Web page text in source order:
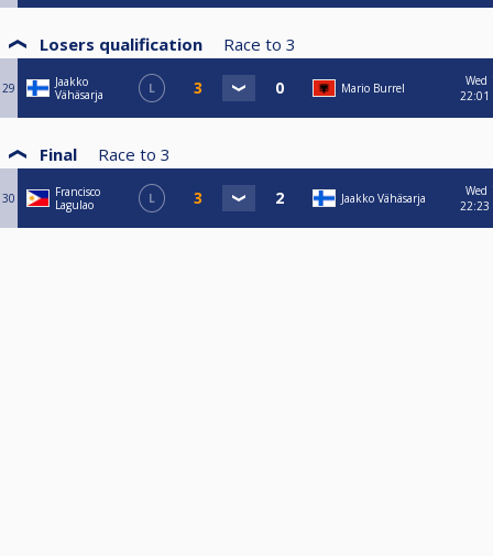
Losers qualification Race to 3
29
Jaakko
Vähäsarja
L Mario Burrel
Wed
22:01
Final Race to 3
30
Francisco
Lagulao
L Jaakko Vähäsarja
Wed
22:23